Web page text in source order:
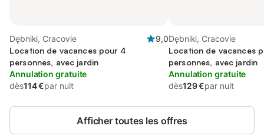
Dębniki, Cracovie
9,0
Location de vacances pour 4
personnes, avec jardin
Annulation gratuite
dès114 €par nuit
Dębniki, Cracovie
Location de vacances
personnes, avec jardin
Annulation gratuite
dès129 €par nuit
Afficher toutes les offres